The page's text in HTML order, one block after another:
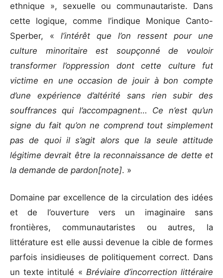
ethnique », sexuelle ou communautariste. Dans
cette logique, comme l’indique Monique Canto-
Sperber, « l’intérêt que l’on ressent pour une
culture minoritaire est soupçonné de vouloir
transformer l’oppression dont cette culture fut
victime en une occasion de jouir à bon compte
d’une expérience d’altérité sans rien subir des
souffrances qui l’accompagnent… Ce n’est qu’un
signe du fait qu’on ne comprend tout simplement
pas de quoi il s’agit alors que la seule attitude
légitime devrait être la reconnaissance de dette et
la demande de pardon[note]. »
Domaine par excellence de la circulation des idées
et de l’ouverture vers un imaginaire sans
frontières, communautaristes ou autres, la
littérature est elle aussi devenue la cible de formes
parfois insidieuses de politiquement correct. Dans
un texte intitulé « Bréviaire d’incorrection littéraire